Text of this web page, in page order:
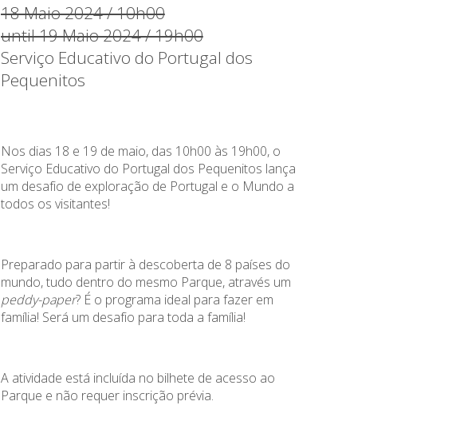
18 Maio 2024 / 10h00
until 19 Maio 2024 / 19h00
Serviço Educativo do Portugal dos
Pequenitos
Nos dias 18 e 19 de maio, das 10h00 às 19h00, o
Serviço Educativo do Portugal dos Pequenitos lança
um desafio de exploração de Portugal e o Mundo a
todos os visitantes!
Preparado para partir à descoberta de 8 países do
mundo, tudo dentro do mesmo Parque, através um
peddy-paper? É o programa ideal para fazer em
família! Será um desafio para toda a família!
A atividade está incluída no bilhete de acesso ao
Parque e não requer inscrição prévia.